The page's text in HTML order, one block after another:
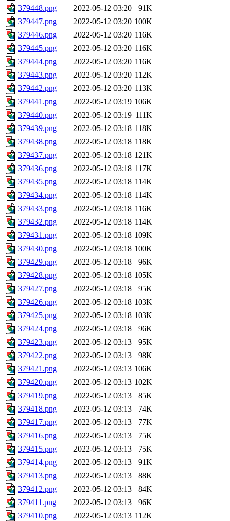
379448.png
2022-05-12 03:20
91K
379447.png
2022-05-12 03:20 100K
379446.png
2022-05-12 03:20 116K
379445.png
2022-05-12 03:20 116K
379444.png
2022-05-12 03:20 116K
379443.png
2022-05-12 03:20 112K
379442.png
2022-05-12 03:20 113K
379441.png
2022-05-12 03:19 106K
379440.png
2022-05-12 03:19 111K
379439.png
2022-05-12 03:18 118K
379438.png
2022-05-12 03:18 118K
379437.png
2022-05-12 03:18 121K
379436.png
2022-05-12 03:18 117K
379435.png
2022-05-12 03:18 114K
379434.png
2022-05-12 03:18 114K
379433.png
2022-05-12 03:18 116K
379432.png
2022-05-12 03:18 114K
379431.png
2022-05-12 03:18 109K
379430.png
2022-05-12 03:18 100K
379429.png
2022-05-12 03:18
96K
379428.png
2022-05-12 03:18 105K
379427.png
2022-05-12 03:18
95K
379426.png
2022-05-12 03:18 103K
379425.png
2022-05-12 03:18 103K
379424.png
2022-05-12 03:18
96K
379423.png
2022-05-12 03:13
95K
379422.png
2022-05-12 03:13
98K
379421.png
2022-05-12 03:13 106K
379420.png
2022-05-12 03:13 102K
379419.png
2022-05-12 03:13
85K
379418.png
2022-05-12 03:13
74K
379417.png
2022-05-12 03:13
77K
379416.png
2022-05-12 03:13
75K
379415.png
2022-05-12 03:13
75K
379414.png
2022-05-12 03:13
91K
379413.png
2022-05-12 03:13
88K
379412.png
2022-05-12 03:13
84K
379411.png
2022-05-12 03:13
96K
379410.png
2022-05-12 03:13 112K